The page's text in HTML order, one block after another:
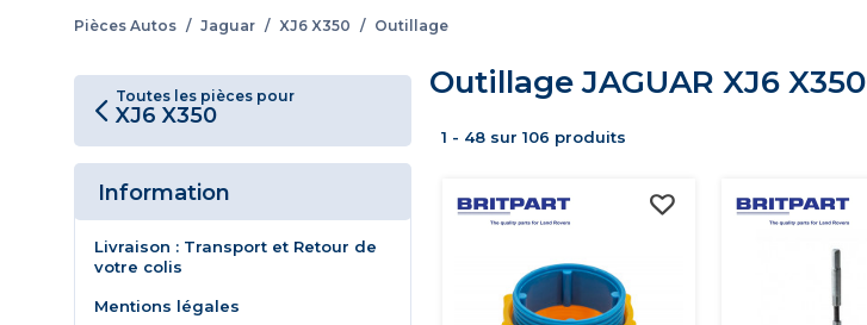
Pièces Autos / Jaguar / XJ6 X350 / Outillage
Toutes les pièces pour
XJ6 X350
Information
Livraison : Transport et Retour de
votre colis
Mentions légales
Outillage JAGUAR XJ6 X350
1 - 48 sur 106 produits